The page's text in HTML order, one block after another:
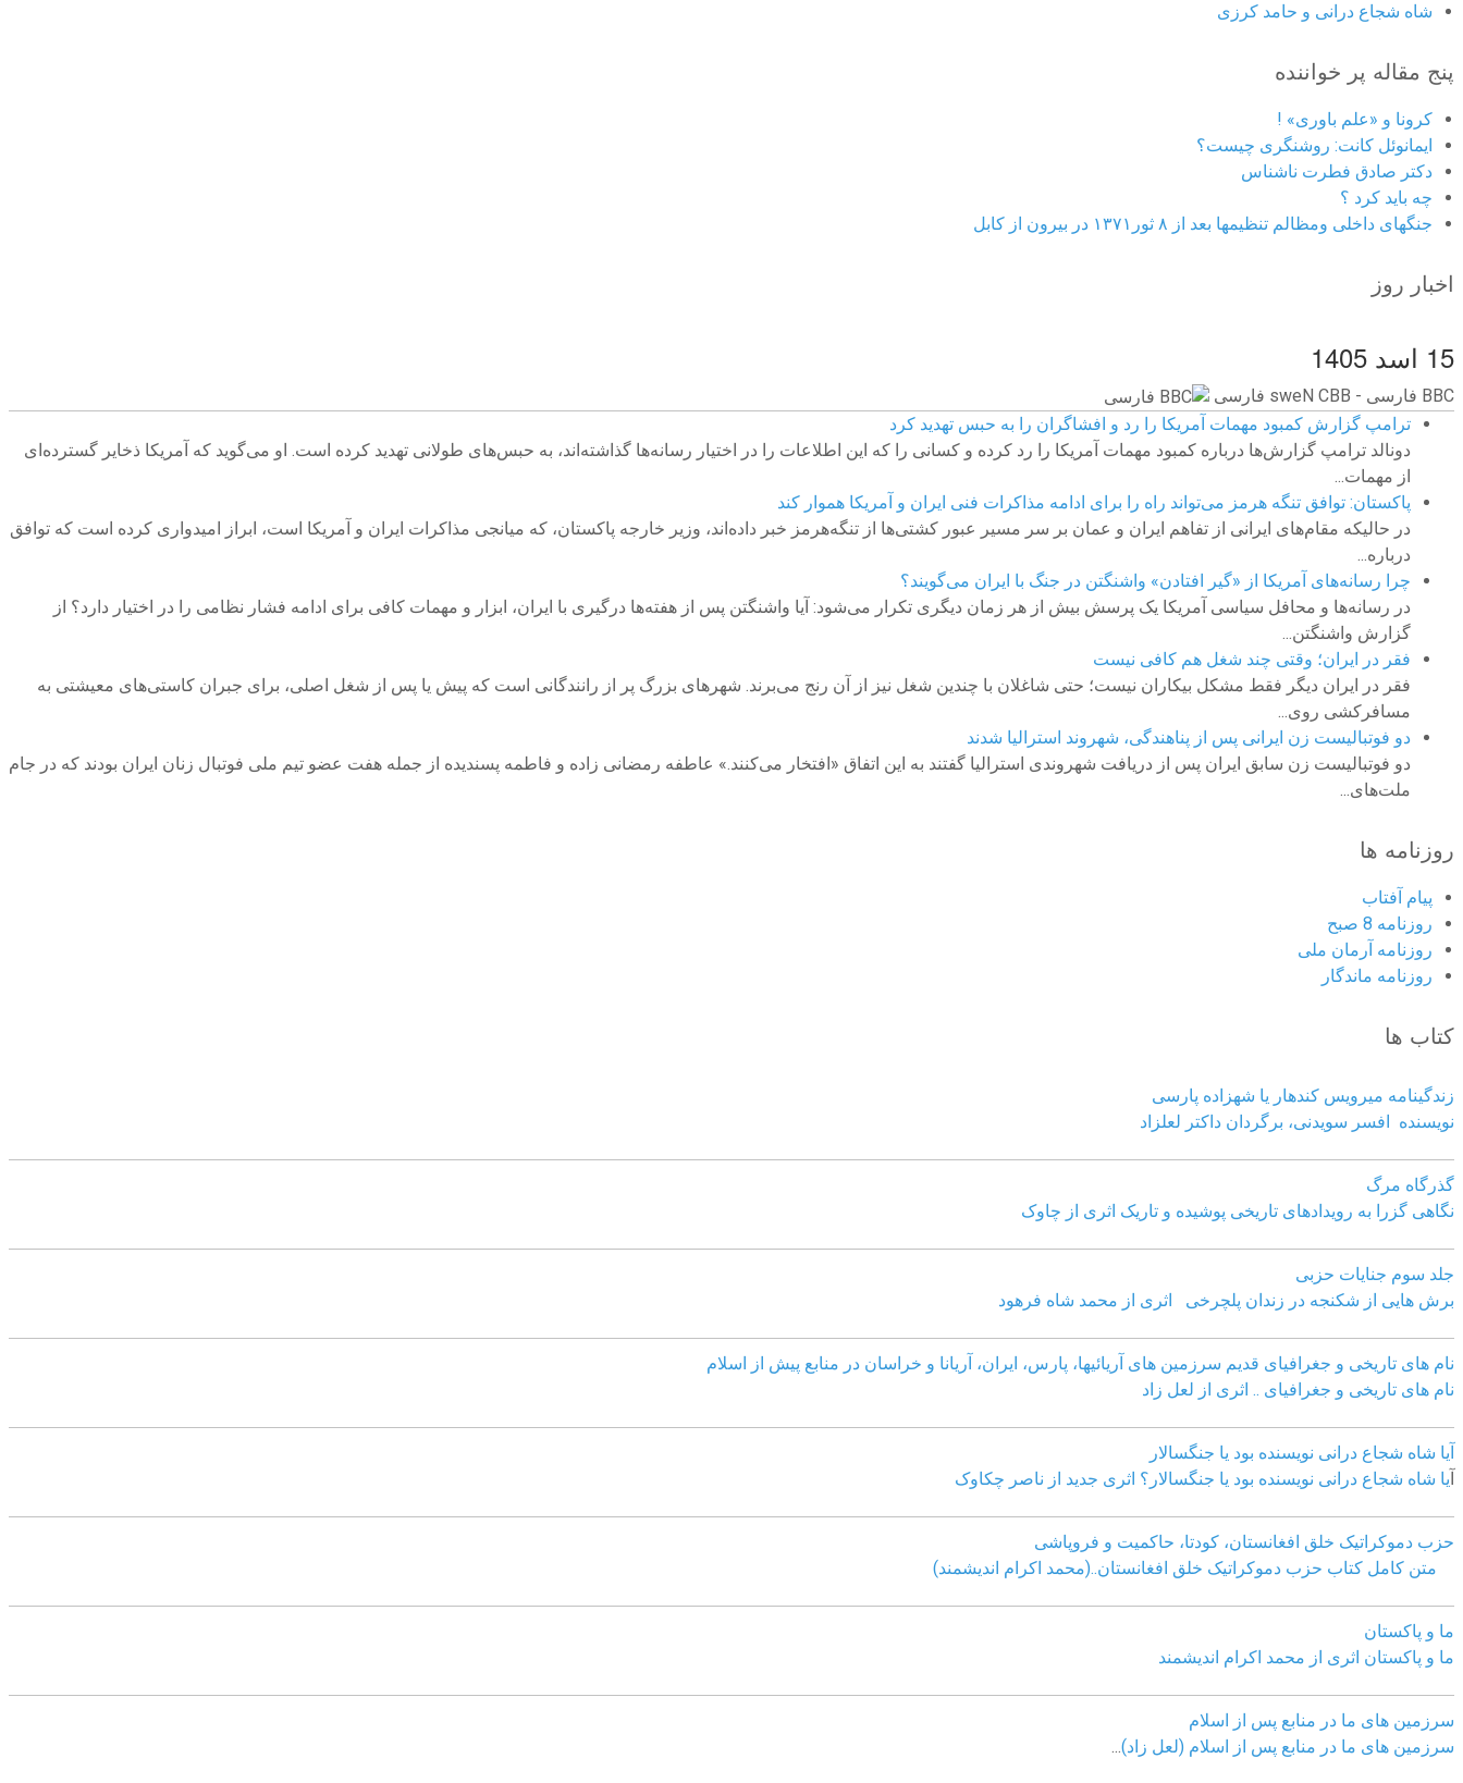
شاه شجاع درانی و حامد کرزی
پنج مقاله پر خواننده
کرونا و «علم باوری» !
ایمانوئل کانت: روشنگری چیست؟
دکتر صادق فطرت ناشناس
چه باید کرد ؟
جنگهای داخلی ومظالم تنظیمها بعد از ۸ ثور۱۳۷۱ در بیرون از کابل
اخبار روز
15 اسد 1405
BBC ‮فارسی - BBC News فارسی
ترامپ گزارش کمبود مهمات آمریکا را رد و افشاگران را به حبس تهدید کرد
دونالد ترامپ گزارش‌ها درباره کمبود مهمات آمریکا را رد کرده و کسانی را که این اطلاعات را در اختیار رسانه‌ها گذاشته‌اند، به حبس‌های طولانی تهدید کرده است. او می‌گوید که آمریکا ذخایر گسترده‌ای
از مهمات...
پاکستان: توافق تنگه هرمز می‌تواند راه را برای ادامه مذاکرات فنی ایران و آمریکا هموار کند
در حالیکه مقام‌های ایرانی از تفاهم ایران و عمان بر سر مسیر عبور کشتی‌ها از تنگه‌هرمز خبر داده‌اند،‌ وزیر خارجه پاکستان، که میانجی مذاکرات ایران و آمریکا است، ابراز امیدواری کرده است که توافق
درباره...
چرا رسانه‌های آمریکا از «گیر افتادن» واشنگتن در جنگ با ایران می‌گویند؟
در رسانه‌ها و محافل سیاسی آمریکا یک پرسش بیش از هر زمان دیگری تکرار می‌شود: آیا واشنگتن پس از هفته‌ها درگیری با ایران، ابزار و مهمات کافی برای ادامه فشار نظامی را در اختیار دارد؟ از
گزارش واشنگتن...
فقر در ایران؛ وقتی چند شغل هم کافی نیست
فقر در ایران دیگر فقط مشکل بیکاران نیست؛ حتی شاغلان با چندین شغل نیز از آن رنج می‌برند. شهرهای بزرگ پر از رانندگانی است که پیش یا پس از شغل اصلی، برای جبران کاستی‌های معیشتی به
مسافرکشی روی...
دو فوتبالیست زن ایرانی پس از پناهندگی، شهروند استرالیا شدند
دو فوتبالیست زن سابق ایران پس از دریافت شهروندی استرالیا گفتند به این اتفاق «افتخار می‌کنند.» عاطفه رمضانی زاده و فاطمه پسندیده از جمله هفت عضو تیم ملی فوتبال زنان ایران بودند که در جام
ملت‌های...
روزنامه ها
پیام آفتاب
روزنامه 8 صبح
روزنامه آرمان ملى
روزنامه ماندگار
کتاب ها
زندگینامه میرویس کندهار یا شهزاده پارسی
نویسنده افسر سویدنی، برگردان داکتر لعلزاد
گذرگاه مرگ
نگاهی گزرا به رویدادهای تاریخی پوشیده و تاریک اثری از چاوک
جلد سوم جنایات حزبی
برش هایی از شکنجه در زندان پلچرخی اثری از محمد شاه فرهود
نام های تاریخی و جغرافیای قدیم سرزمین های آریائیها، پارس، ایران، آریانا و خراسان در منابع پیش از اسلام
نام های تاریخی و جغرافیای .. اثری از لعل زاد
آیا شاه شجاع درانی نویسنده بود یا جنگسالار
آیا شاه شجاع درانی نویسنده بود یا جنگسالار؟ اثری جدید از ناصر چکاوک
حزب دموکراتیک خلق افغانستان، کودتا، حاکمیت و فروپاشی
متن کامل کتاب حزب دموکراتیک خلق افغانستان..(محمد اکرام اندیشمند)
ما و پاکستان
ما و پاکستان اثری از محمد اکرام اندیشمند
سرزمین های ما در منابع پس از اسلام
سرزمین های ما در منابع پس از اسلام (لعل زاد)